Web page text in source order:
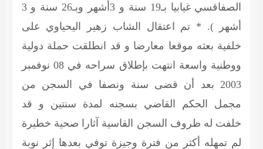
الصفاقسي غيابيا بـ19 سنة و 3أشهر وبـ26 سنة و 3
أشهر ). * تم اعتقال الشاب زهير اليحياوي على
خلفية بعثه موقعا معارضا و قد انطلقت حملة دولية
ووطنية واسعة انتهت بإطلاق سراحه في 08 نوفمبر
2003 بعد أن قضى سنة ونصفا في السجن من
مجمل الحكم القاضي بسجنه لمدة سنتين و قد
خلفت له ظروف السجن القاسية آثارا صحية خطيرة
لم تمهله أكثر من فترة وجيزة توفي بعدها إثر نوبة